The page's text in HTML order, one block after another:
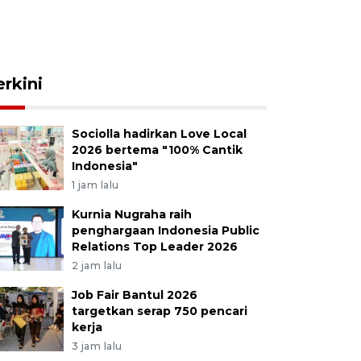
Sociolla hadirkan Love Local
2026 bertema "100% Cantik
Indonesia"
1 jam lalu
Kurnia Nugraha raih
penghargaan Indonesia Public
Relations Top Leader 2026
2 jam lalu
Job Fair Bantul 2026
targetkan serap 750 pencari
kerja
3 jam lalu